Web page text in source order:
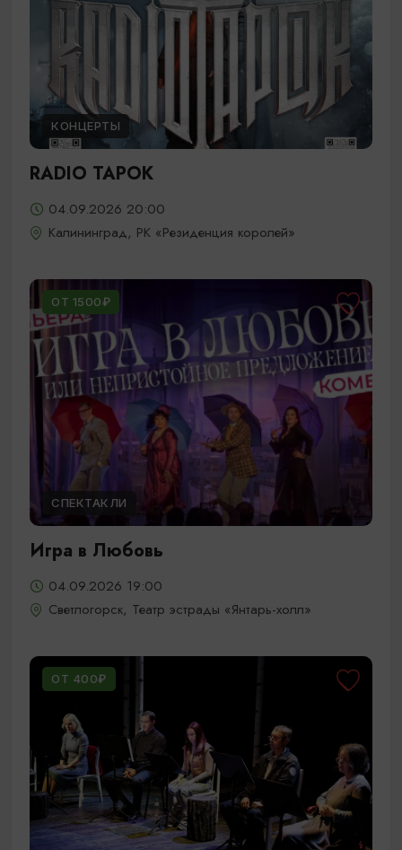
КОНЦЕРТЫ
RADIO TAPOK
04.09.2026 20:00
Калининград, РК «Резиденция королей»
ОТ 1500₽
СПЕКТАКЛИ
Игра в Любовь
04.09.2026 19:00
Светлогорск, Театр эстрады «Янтарь-холл»
ОТ 400₽